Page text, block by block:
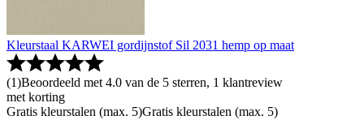
Kleurstaal KARWEI gordijnstof Sil 2031 hemp op maat
(1)Beoordeeld met 4.0 van de 5 sterren, 1 klantreview
met korting
Gratis kleurstalen (max. 5)Gratis kleurstalen (max. 5)